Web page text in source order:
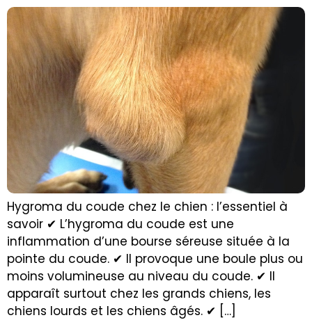
Hygroma du coude chez le chien : l’essentiel à
savoir ✔ L’hygroma du coude est une
inflammation d’une bourse séreuse située à la
pointe du coude. ✔ Il provoque une boule plus ou
moins volumineuse au niveau du coude. ✔ Il
apparaît surtout chez les grands chiens, les
chiens lourds et les chiens âgés. ✔ […]